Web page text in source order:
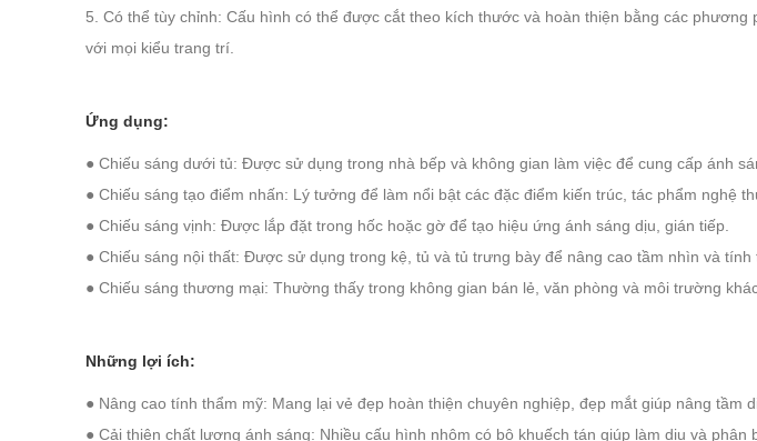
5. Có thể tùy chỉnh: Cấu hình có thể được cắt theo kích thước và hoàn thiện bằng các
với mọi kiểu trang trí.
Ứng dụng:
● Chiếu sáng dưới tủ: Được sử dụng trong nhà bếp và không gian làm việc để cung cấp ánh
● Chiếu sáng tạo điểm nhấn: Lý tưởng để làm nổi bật các đặc điểm kiến ​​trúc, tác phẩm nghệ
● Chiếu sáng vịnh: Được lắp đặt trong hốc hoặc gờ để tạo hiệu ứng ánh sáng dịu, gián tiếp.
● Chiếu sáng nội thất: Được sử dụng trong kệ, tủ và tủ trưng bày để nâng cao tầm nhìn và tính
● Chiếu sáng thương mại: Thường thấy trong không gian bán lẻ, văn phòng và môi trường
Những lợi ích:
● Nâng cao tính thẩm mỹ: Mang lại vẻ đẹp hoàn thiện chuyên nghiệp, đẹp mắt giúp nâng tầm
● Cải thiện chất lượng ánh sáng: Nhiều cấu hình nhôm có bộ khuếch tán giúp làm dịu và phân